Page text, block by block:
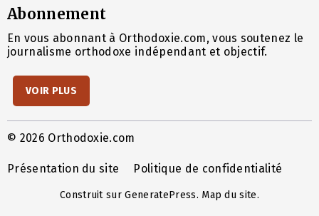
Abonnement
En vous abonnant à Orthodoxie.com, vous soutenez le
journalisme orthodoxe indépendant et objectif.
VOIR PLUS
© 2026 Orthodoxie.com
Présentation du site Politique de confidentialité
Construit surGeneratePress. Map du site.